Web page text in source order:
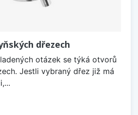
dřezech
otázek se týká otvorů
Jestli vybraný dřez již má